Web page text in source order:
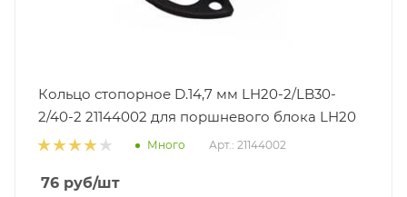
Кольцо стопорное D.14,7 мм LH20-2/LB30-
2/40-2 21144002 для поршневого блока LH20
Много Арт.: 21144002
76 руб/шт